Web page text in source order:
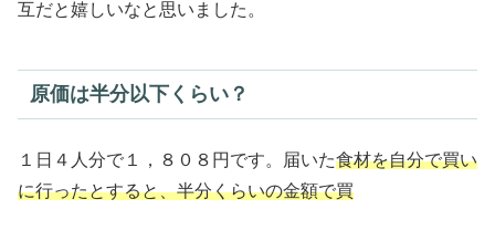
互だと嬉しいなと思いました。
原価は半分以下くらい？
１日４人分で１，８０８円です。届いた食材を自分で買い
に行ったとすると、半分くらいの金額で買